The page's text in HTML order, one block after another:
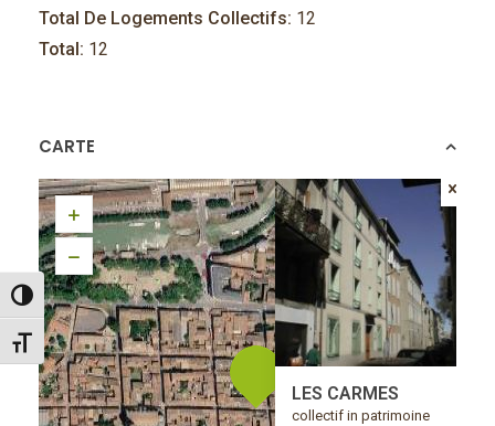
Passer en contraste élevé
Changer la taille de la police
Total De Logements Collectifs: 12
Total: 12
CARTE
LES CARMES
collectif in patrimoine